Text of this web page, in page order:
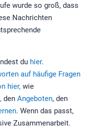
wurde so groß, dass
Nachrichten
du hier.
auf häufige Fragen
hier,wie
den Angeboten, den
. Wenn das passt,
Zusammenarbeit.